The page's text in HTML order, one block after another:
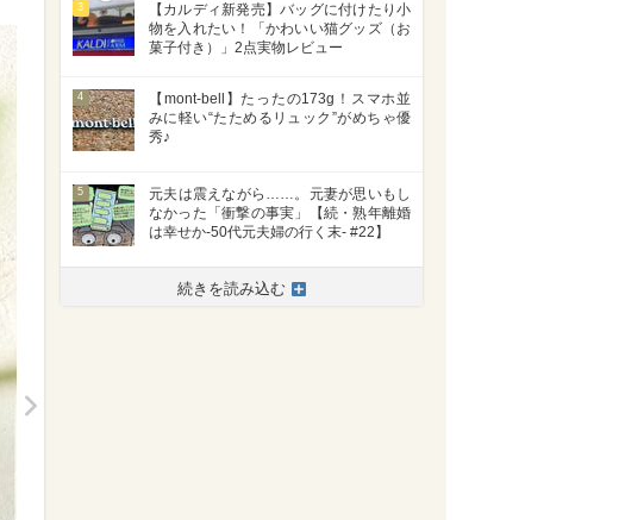
3
【カルディ新発売】バッグに付けたり小
物を入れたい！「かわいい猫グッズ（お
菓子付き）」2点実物レビュー
4
【mont-bell】たったの173g！スマホ並
みに軽い“たためるリュック”がめちゃ優
秀♪
5
元夫は震えながら……。元妻が思いもし
なかった「衝撃の事実」【続・熟年離婚
は幸せか-50代元夫婦の行く末- #22】
続きを読み込む